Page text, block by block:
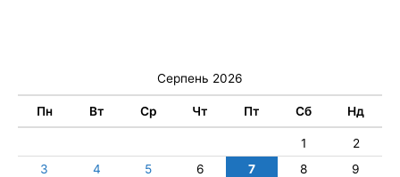
Серпень 2026
Пн Вт Ср Чт Пт Сб Нд
1
2
3
4 5 6 7 8
9